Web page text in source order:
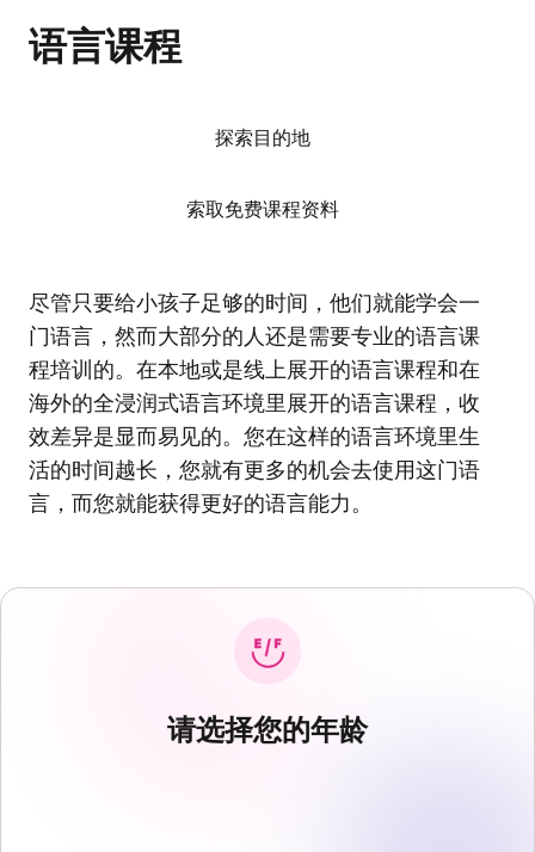
语言课程
尽管只要给小孩子足够的时间，他们就能学会一
门语言，然而大部分的人还是需要专业的语言课
程培训的。在本地或是线上展开的语言课程和在
海外的全浸润式语言环境里展开的语言课程，收
效差异是显而易见的。您在这样的语言环境里生
活的时间越长，您就有更多的机会去使用这门语
言，而您就能获得更好的语言能力。
探索目的地
索取免费课程资料
请选择您的年龄